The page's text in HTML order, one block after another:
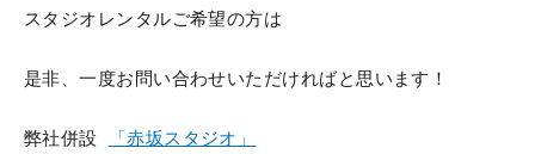
スタジオレンタルご希望の方は
是非、一度お問い合わせいただければと思います！
弊社併設 「赤坂スタジオ」